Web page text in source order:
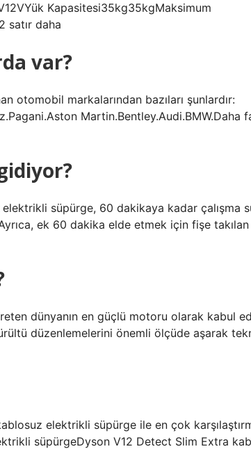
Kapasitesi35kg35kgMaksimum
satır daha
var?
otomobil markalarından bazıları şunlardır:
Martin.Bentley.Audi.BMW.Daha
süpürge, 60 dakikaya kadar çalışma
ek 60 dakika elde etmek için fişe
dünyanın en güçlü motoru olarak kabul
düzenlemelerini önemli ölçüde aşarak
elektrikli süpürge ile en çok
süpürgeDyson V12 Detect Slim Extra